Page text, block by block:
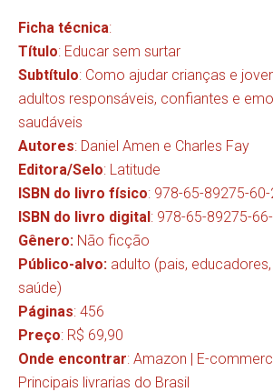
Ficha técnica:
Título: Educar sem surtar
Subtítulo: Como ajudar crianças e
adultos responsáveis, confiantes e
saudáveis
Autores: Daniel Amen e Charles Fay
Editora/Selo: Latitude
ISBN do livro físico: 978-65-89275-
ISBN do livro digital: 978-65-89275-
Gênero: Não ficção
Público-alvo: adulto (pais,
saúde)
Páginas: 456
Preço: R$ 69,90
Onde encontrar: Amazon | E-
Principais livrarias do Brasil